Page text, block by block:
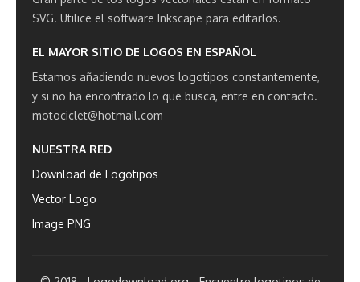
SVG. Utilice el software Inkscape para editarlos.
EL MAYOR SITIO DE LOGOS EN ESPAÑOL
Estamos añadiendo nuevos logotipos constantemente,
y si no ha encontrado lo que busca, entre en contacto.
motociclet@hotmail.com
NUESTRA RED
Download de Logotipos
Vector Logo
Image PNG